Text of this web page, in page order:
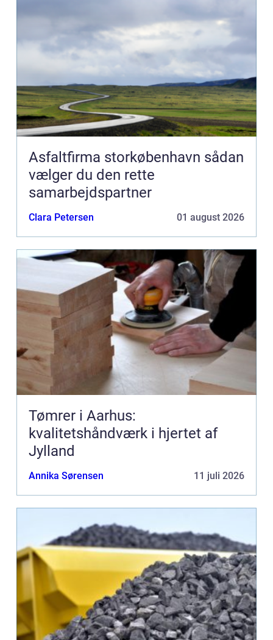
Asfaltfirma storkøbenhavn sådan
vælger du den rette
samarbejdspartner
Clara Petersen 01 august 2026
Tømrer i Aarhus:
kvalitetshåndværk i hjertet af
Jylland
Annika Sørensen 11 juli 2026